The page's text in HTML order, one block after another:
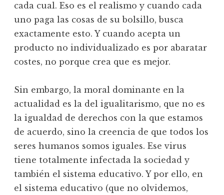
cada cual. Eso es el realismo y cuando cada
uno paga las cosas de su bolsillo, busca
exactamente esto. Y cuando acepta un
producto no individualizado es por abaratar
costes, no porque crea que es mejor.
Sin embargo, la moral dominante en la
actualidad es la del igualitarismo, que no es
la igualdad de derechos con la que estamos
de acuerdo, sino la creencia de que todos los
seres humanos somos iguales. Ese virus
tiene totalmente infectada la sociedad y
también el sistema educativo. Y por ello, en
el sistema educativo (que no olvidemos,